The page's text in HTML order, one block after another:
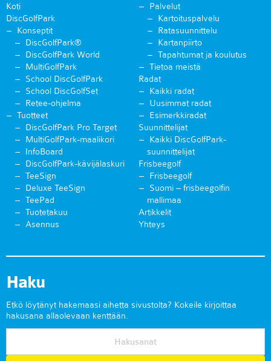
Koti
DiscGolfPark
Konseptit
DiscGolfPark®
DiscGolfPark World
MultiGolfPark
School DiscGolfPark
School DiscGolfSet
Retee-ohjelma
Tuotteet
DiscGolfPark Pro Target
MultiGolfPark-maalikori
InfoBoard
DiscGolfPark-kävijälaskuri
TeeSign
Deluxe TeeSign
TeePad
Tuotetakuu
Asennus
Palvelut
Kartoituspalvelu
Ratasuunnittelu
Kartanpiirto
Tapahtumat ja koulutus
Tietoa meistä
Radat
Kaikki radat
Uusimmat radat
Esimerkkiradat
Suunnittelijat
Kaikki DiscGolfPark-
suunnittelijat
Frisbeegolf
Frisbeegolf
Suomi – frisbeegolfin
mallimaa
Artikkelit
Yhteys
Haku
Etkö löytänyt hakemaasi aihetta sivustolta? Kokeile kirjoittaa
hakusana allaolevaan kenttään.